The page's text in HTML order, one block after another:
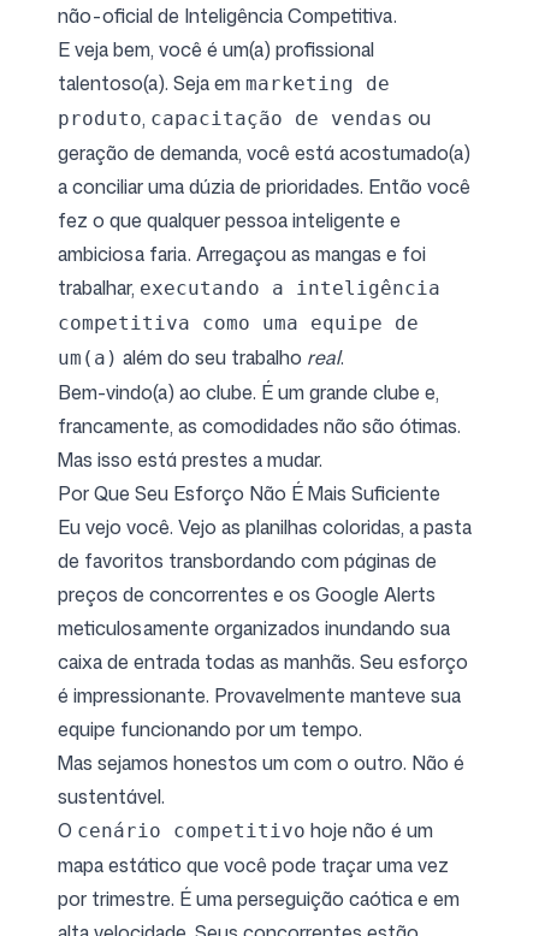
não-oficial de Inteligência Competitiva.
E veja bem, você é um(a) profissional
talentoso(a). Seja em marketing de
produto, capacitação de vendas ou
geração de demanda, você está acostumado(a)
a conciliar uma dúzia de prioridades. Então você
fez o que qualquer pessoa inteligente e
ambiciosa faria. Arregaçou as mangas e foi
trabalhar, executando a inteligência
competitiva como uma equipe de
um(a) além do seu trabalho real.
Bem-vindo(a) ao clube. É um grande clube e,
francamente, as comodidades não são ótimas.
Mas isso está prestes a mudar.
Por Que Seu Esforço Não É Mais Suficiente
Eu vejo você. Vejo as planilhas coloridas, a pasta
de favoritos transbordando com páginas de
preços de concorrentes e os Google Alerts
meticulosamente organizados inundando sua
caixa de entrada todas as manhãs. Seu esforço
é impressionante. Provavelmente manteve sua
equipe funcionando por um tempo.
Mas sejamos honestos um com o outro. Não é
sustentável.
O cenário competitivo hoje não é um
mapa estático que você pode traçar uma vez
por trimestre. É uma perseguição caótica e em